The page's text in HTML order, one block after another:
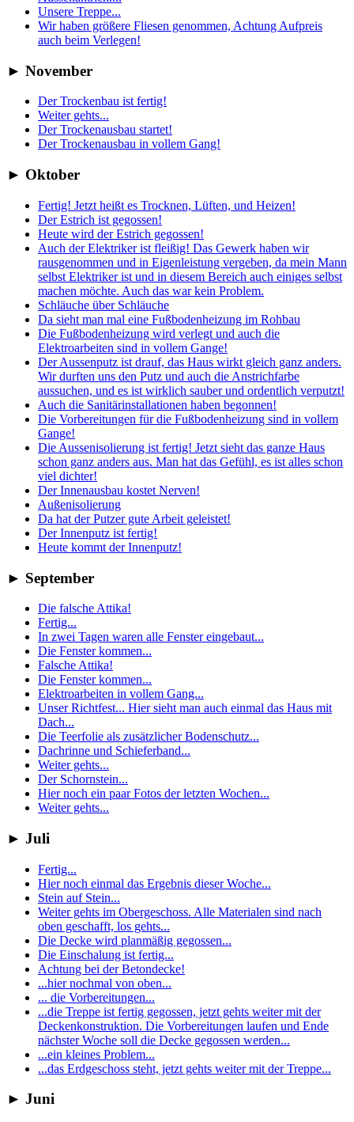
Unsere Treppe...
Wir haben größere Fliesen genommen, Achtung Aufpreis
auch beim Verlegen!
► November
Der Trockenbau ist fertig!
Weiter gehts...
Der Trockenausbau startet!
Der Trockenausbau in vollem Gang!
► Oktober
Fertig! Jetzt heißt es Trocknen, Lüften, und Heizen!
Der Estrich ist gegossen!
Heute wird der Estrich gegossen!
Auch der Elektriker ist fleißig! Das Gewerk haben wir
rausgenommen und in Eigenleistung vergeben, da mein Mann
selbst Elektriker ist und in diesem Bereich auch einiges selbst
machen möchte. Auch das war kein Problem.
Schläuche über Schläuche
Da sieht man mal eine Fußbodenheizung im Rohbau
Die Fußbodenheizung wird verlegt und auch die
Elektroarbeiten sind in vollem Gange!
Der Aussenputz ist drauf, das Haus wirkt gleich ganz anders.
Wir durften uns den Putz und auch die Anstrichfarbe
aussuchen, und es ist wirklich sauber und ordentlich verputzt!
Auch die Sanitärinstallationen haben begonnen!
Die Vorbereitungen für die Fußbodenheizung sind in vollem
Gange!
Die Aussenisolierung ist fertig! Jetzt sieht das ganze Haus
schon ganz anders aus. Man hat das Gefühl, es ist alles schon
viel dichter!
Der Innenausbau kostet Nerven!
Außenisolierung
Da hat der Putzer gute Arbeit geleistet!
Der Innenputz ist fertig!
Heute kommt der Innenputz!
► September
Die falsche Attika!
Fertig...
In zwei Tagen waren alle Fenster eingebaut...
Die Fenster kommen...
Falsche Attika!
Die Fenster kommen...
Elektroarbeiten in vollem Gang...
Unser Richtfest... Hier sieht man auch einmal das Haus mit
Dach...
Die Teerfolie als zusätzlicher Bodenschutz...
Dachrinne und Schieferband...
Weiter gehts...
Der Schornstein...
Hier noch ein paar Fotos der letzten Wochen...
Weiter gehts...
► Juli
Fertig...
Hier noch einmal das Ergebnis dieser Woche...
Stein auf Stein...
Weiter gehts im Obergeschoss. Alle Materialen sind nach
oben geschafft, los gehts...
Die Decke wird planmäßig gegossen...
Die Einschalung ist fertig...
Achtung bei der Betondecke!
...hier nochmal von oben...
... die Vorbereitungen...
...die Treppe ist fertig gegossen, jetzt gehts weiter mit der
Deckenkonstruktion. Die Vorbereitungen laufen und Ende
nächster Woche soll die Decke gegossen werden...
...ein kleines Problem...
...das Erdgeschoss steht, jetzt gehts weiter mit der Treppe...
► Juni